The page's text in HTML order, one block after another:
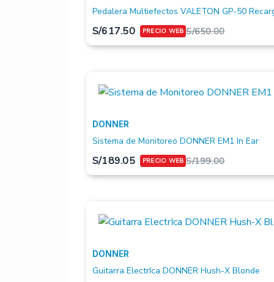
Pedalera Multiefectos VALETON GP-50
S/650.00
S/617.50
DONNER
Sistema de Monitoreo DONNER EM1 In Ear
S/199.00
S/189.05
DONNER
Guitarra ElectrIca DONNER Hush-X Blonde